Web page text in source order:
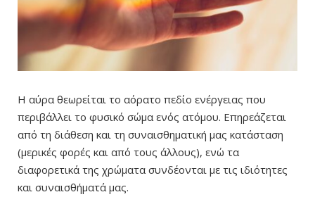
Η αύρα θεωρείται το αόρατο πεδίο ενέργειας που
περιβάλλει το φυσικό σώμα ενός ατόμου. Επηρεάζεται
από τη διάθεση και τη συναισθηματική μας κατάσταση
(μερικές φορές και από τους άλλους), ενώ τα
διαφορετικά της χρώματα συνδέονται με τις ιδιότητες
και συναισθήματά μας.